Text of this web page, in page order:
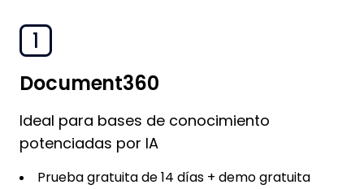
1
Document360
Ideal para bases de conocimiento
potenciadas por IA
Prueba gratuita de 14 días + demo gratuita